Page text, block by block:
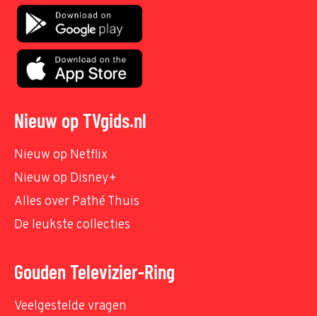
Nieuw op TVgids.nl
Nieuw op Netflix
Nieuw op Disney+
Alles over Pathé Thuis
De leukste collecties
Gouden Televizier-Ring
Veelgestelde vragen